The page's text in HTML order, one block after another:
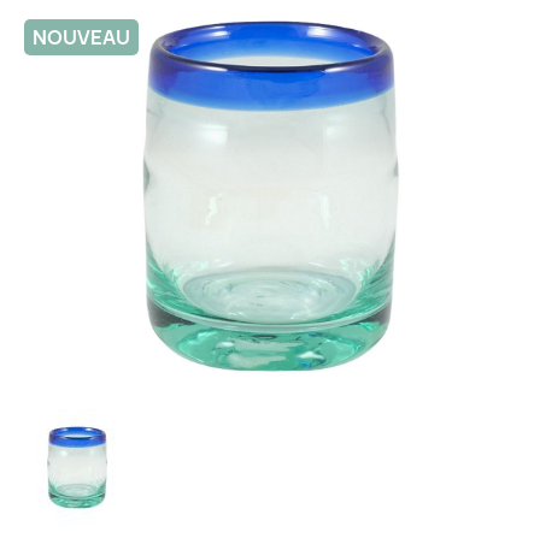
NOUVEAU